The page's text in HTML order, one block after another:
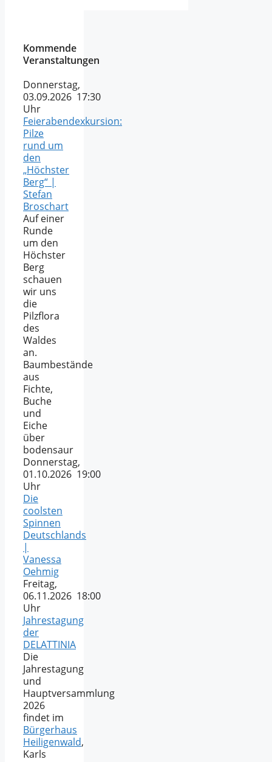
Kommende
Veranstaltungen
Donnerstag,
03.09.2026 17:30
Uhr
Feierabendexkursion:
Pilze
rund um
den
„Höchster
Berg“ |
Stefan
Broschart
Auf einer
Runde
um den
Höchster
Berg
schauen
wir uns
die
Pilzflora
des
Waldes
an.
Baumbestände
aus
Fichte,
Buche
und
Eiche
über
bodensaur
Donnerstag,
01.10.2026 19:00
Uhr
Die
coolsten
Spinnen
Deutschlands
|
Vanessa
Oehmig
Freitag,
06.11.2026 18:00
Uhr
Jahrestagung
der
DELATTINIA
Die
Jahrestagung
und
Hauptversammlung
2026
findet im
Bürgerhaus
Heiligenwald,
Karls